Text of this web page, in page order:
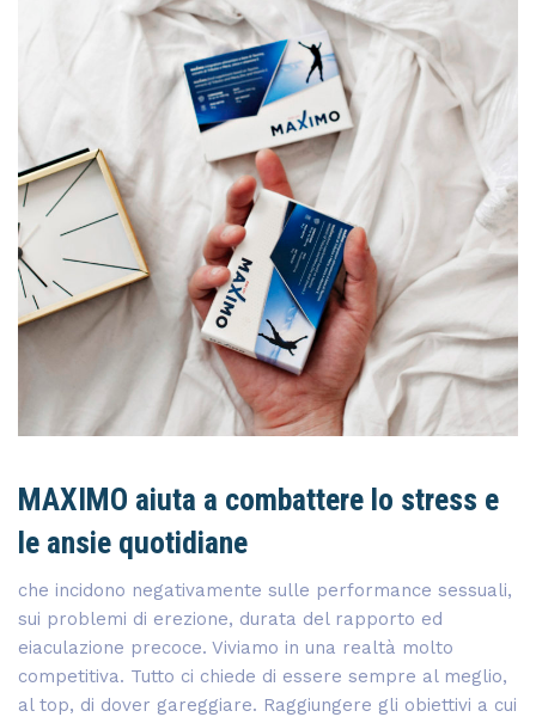
MAXIMO aiuta a combattere lo stress e
le ansie quotidiane
che incidono negativamente sulle performance sessuali,
sui problemi di erezione, durata del rapporto ed
eiaculazione precoce. Viviamo in una realtà molto
competitiva. Tutto ci chiede di essere sempre al meglio,
al top, di dover gareggiare. Raggiungere gli obiettivi a cui